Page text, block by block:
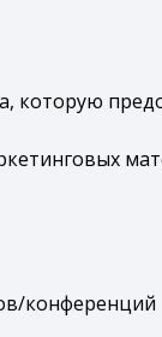
которую
конференций